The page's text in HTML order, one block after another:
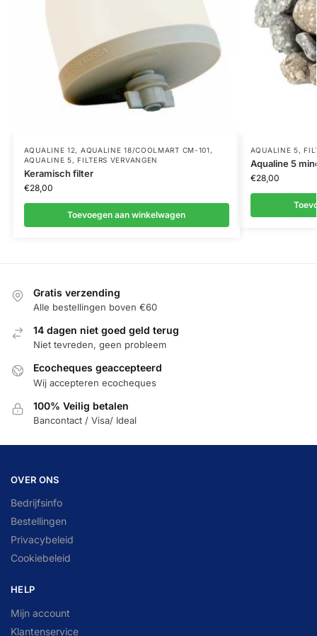
AQUALINE 12, AQUALINE 18/COOLMART CM-101,
AQUALINE 5,FILTERS VERVANGEN
Keramisch filter
€28,00
Toevoegen aan winkelwagen
AQUALINE 5,
Aqualine 5
€28,00
Gratis verzending
Alle bestellingen boven €60
14 dagen niet goed geld terug
Niet tevreden, geen probleem
Ecocheques geaccepteerd
Wij accepteren ecocheques
100% Veilig betalen
Bancontact / Visa/ Ideal
OVER ONS
Bedrijfsinfo
Bestellingen
Privacybeleid
Cookiebeleid
HELP
Mijn account
Klantenservice